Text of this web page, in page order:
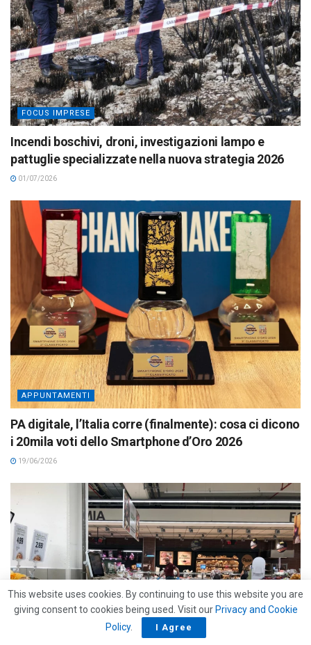
FOCUS IMPRESE
Incendi boschivi, droni, investigazioni lampo e
pattuglie specializzate nella nuova strategia 2026
01/07/2026
APPUNTAMENTI
PA digitale, l’Italia corre (finalmente): cosa ci dicono
i 20mila voti dello Smartphone d’Oro 2026
19/06/2026
This website uses cookies. By continuing to use this website you are
giving consent to cookies being used. Visit our Privacy and Cookie
Policy. I Agree